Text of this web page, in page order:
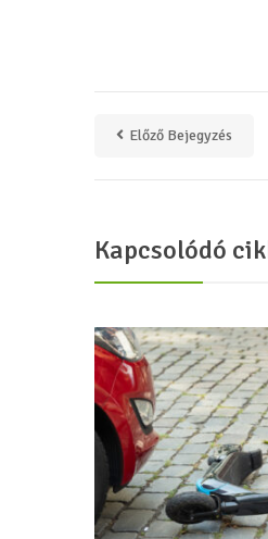
Előző Bejegyzés
Kapcsolódó